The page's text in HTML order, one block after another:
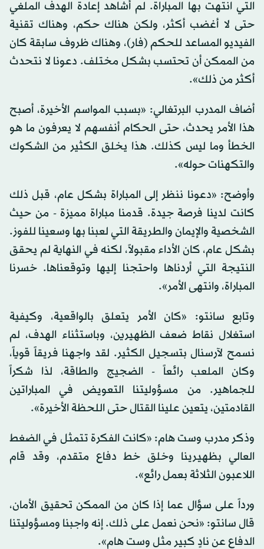
التي انتهت بها المباراة. لم أشاهد إعادة الهدف الملغي
حتى لا أغضب أكثر، ولكن هناك حكم، وهناك تقنية
الفيديو المساعد للحكم (فار)، وهناك ظروف سابقة كان
من الممكن أن تحتسب بشكل مختلف. دعونا لا نتحدث
أكثر من ذلك».
أضاف المدرب البرتغالي: «بسبب المواسم الأخيرة، أصبح
هذا الأمر يحدث، حتى الحكام أنفسهم لا يعرفون ما هو
الخطأ وما ليس كذلك. هذا يخلق الكثير من الشكوك
والتكهنات حوله».
وأوضح: «دعونا ننظر إلى المباراة بشكل عام، قبل ذلك
كانت لدينا فرصة جيدة. قدمنا مباراة مميزة - من حيث
الشخصية والإيمان والطريقة التي لعبنا بها وسعينا للفوز.
بشكل عام، كان الأداء مقبولاً، لكنه في النهاية لم يحقق
النتيجة التي أردناها واحتجنا إليها وتوقعناها. خسرنا
المباراة، وانتهى الأمر».
وتابع سانتو: «كان الأمر يتعلق بالواقعية، وكيفية
استغلال نقاط ضعف الظهيرين، وباستثناء الهدف، لم
نسمح لآرسنال بتسجيل الكثير. لقد واجهنا فريقاً قوياً،
وكان الملعب رائعاً - الضجيج والطاقة، لذا شكراً
للجماهير. من مسؤوليتنا التعويض في المباراتين
القادمتين، يتعين علينا القتال حتى اللحظة الأخيرة».
وذكر مدرب وست هام: «كانت الفكرة تتمثل في الضغط
العالي بظهيرينا وخلق خط دفاع متقدم، وقد قام
اللاعبون الثلاثة بعمل رائع».
ورداً على سؤال عما إذا كان من الممكن تحقيق الأمان،
قال سانتو: «نحن نعمل على ذلك. إنه واجبنا ومسؤوليتنا
الدفاع عن نادٍ كبير مثل وست هام».